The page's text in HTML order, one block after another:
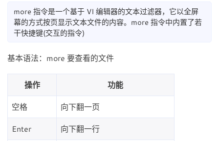
more 指令是一个基于 VI 编辑器的文本过滤器，它以全屏
幕的方式按页显示文本文件的内容。more 指令中内置了若
干快捷键(交互的指令)
基本语法：more 要查看的文件
操作 功能
空格 向下翻一页
Enter 向下翻一行